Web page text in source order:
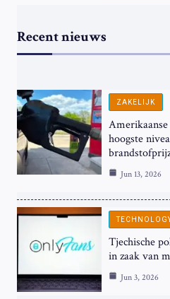
Recent nieuws
ZAKELIJK
hoogste
Jun 13, 2026
Tjechische
in zaak van
Jun 3, 2026